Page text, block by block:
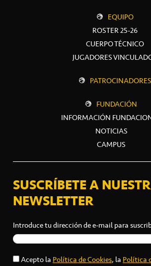
EQUIPO
ROSTER 25-26
CUERPO TÉCNICO
JUGADORES
PATROCINADORES
FUNDACIÓN
INFORMACIÓN
NOTICIAS
CAMPUS
SUSCRÍBETE A
NEWSLETTER
Introduce tu dirección de e-mail para
Acepto laPolítica de Cookies, laPolítica